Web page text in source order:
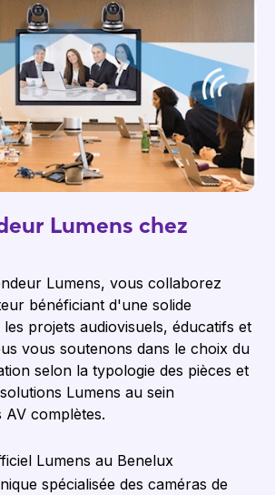
Lumens chez
Lumens, vous collaborez
bénéficiant d'une solide
projets audiovisuels, éducatifs et
vous soutenons dans le choix du
selon la typologie des pièces et
Lumens au sein
complètes.
Lumens au Benelux
spécialisée des caméras de